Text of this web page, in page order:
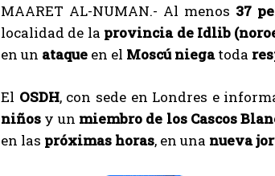
MAARET AL-NUMAN.- Al menos 37
localidad de la provincia de Idlib
en un ataque en el Moscú niegatoda
El OSDH, con sede en Londres e
niños y un miembro de los Cascos
en las próximas horas, en una nueva